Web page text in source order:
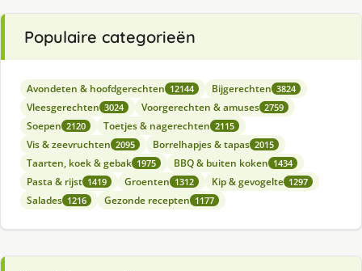
Populaire categorieën
Avondeten & hoofdgerechten 12144 Bijgerechten 3824
Vleesgerechten 3024 Voorgerechten & amuses 2759
Soepen 2120 Toetjes & nagerechten 2115
Vis & zeevruchten 2095 Borrelhapjes & tapas 2015
Taarten, koek & gebak 1975 BBQ & buiten koken 1434
Pasta & rijst 1419 Groenten 1312 Kip & gevogelte 1297
Salades 1216 Gezonde recepten 1177